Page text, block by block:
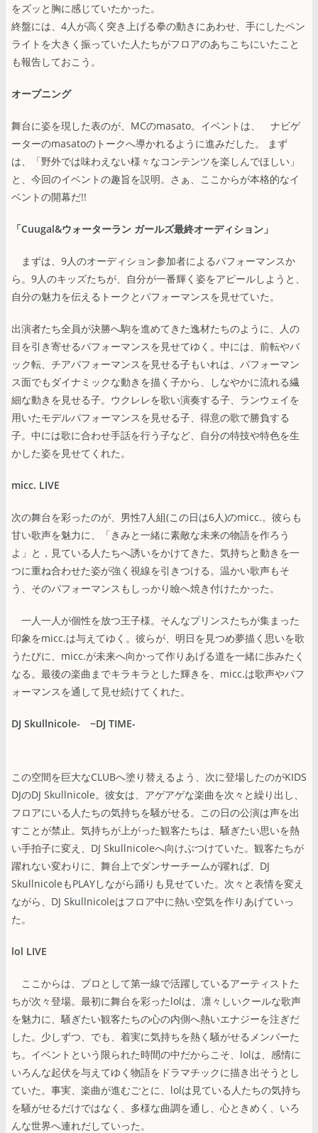
をズッと胸に感じていたかった。
終盤には、4人が高く突き上げる拳の動きにあわせ、手にしたペン
ライトを大きく振っていた人たちがフロアのあちこちにいたこと
も報告しておこう。
オープニング
舞台に姿を現した表のが、MCのmasato。イベントは、 ナビゲ
ーターのmasatoのトークへ導かれるように進みだした。 まず
は、「野外では味わえない様々なコンテンツを楽しんでほしい」
と、今回のイベントの趣旨を説明。さぁ、ここからが本格的なイ
ベントの開幕だ!!
「Cuugal&ウォーターラン ガールズ最終オーディション」
まずは、9人のオーディション参加者によるパフォーマンスか
ら。9人のキッズたちが、自分が一番輝く姿をアピールしようと、
自分の魅力を伝えるトークとパフォーマンスを見せていた。
出演者たち全員が決勝へ駒を進めてきた逸材たちのように、人の
目を引き寄せるパフォーマンスを見せてゆく。中には、前転やバ
ック転、チアパフォーマンスを見せる子もいれは、パフォーマン
ス面でもダイナミックな動きを描く子から、しなやかに流れる繊
細な動きを見せる子。ウクレレを歌い演奏する子、ランウェイを
用いたモデルパフォーマンスを見せる子、得意の歌で勝負する
子。中には歌に合わせ手話を行う子など、自分の特技や特色を生
かした姿を見せてくれた。
micc. LIVE
次の舞台を彩ったのが、男性7人組(この日は6人)のmicc.。彼らも
甘い歌声を魅力に、「きみと一緒に素敵な未来の物語を作ろう
よ」と，見ている人たちへ誘いをかけてきた。気持ちと動きを一
つに重ね合わせた姿が強く視線を引きつける。温かい歌声もそ
う、そのパフォーマンスもしっかり瞼へ焼き付けたかった。
一人一人が個性を放つ王子様。そんなプリンスたちが集まった
印象をmicc.は与えてゆく。彼らが、明日を見つめ夢描く思いを歌
うたびに、micc.が未来へ向かって作りあげる道を一緒に歩みたく
なる。最後の楽曲までキラキラとした輝きを、micc.は歌声やパフ
ォーマンスを通して見せ続けてくれた。
DJ Skullnicole- ~DJ TIME-
この空間を巨大なCLUBへ塗り替えるよう、次に登場したのがKIDS
DJのDJ Skullnicole。彼女は、アゲアゲな楽曲を次々と繰り出し、
フロアにいる人たちの気持ちを騒がせる。この日の公演は声を出
すことが禁止。気持ちが上がった観客たちは、騒ぎたい思いを熱
い手拍子に変え、DJ Skullnicoleへ向けぶつけていた。観客たちが
躍れない変わりに、舞台上でダンサーチームが躍れば、DJ
SkullnicoleもPLAYしながら踊りも見せていた。次々と表情を変え
ながら、DJ Skullnicoleはフロア中に熱い空気を作りあげていっ
た。
lol LIVE
ここからは、プロとして第一線で活躍しているアーティストた
ちが次々登場。最初に舞台を彩ったlolは、凛々しいクールな歌声
を魅力に、騒ぎたい観客たちの心の内側へ熱いエナジーを注ぎだ
した。少しずつ、でも、着実に気持ちを熱く騒がせるメンバーた
ち。イベントという限られた時間の中だからこそ、lolは、感情に
いろんな起伏を与えてゆく物語をドラマチックに描き出そうとし
ていた。事実、楽曲が進むごとに、lolは見ている人たちの気持ち
を騒がせるだけではなく、多様な曲調を通し、心ときめく、いろ
んな世界へ連れだしていった。